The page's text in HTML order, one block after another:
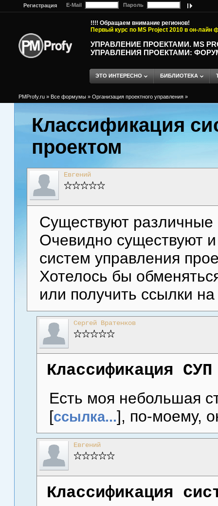
Регистрация E-Mail Пароль
!!!! Обращаем внимание регионов!
Первый курс по MS Project 2010 в он-лайн
УПРАВЛЕНИЕ ПРОЕКТАМИ. MS
УПРАВЛЕНИЯ ПРОЕКТАМИ:
ЭТО ИНТЕРЕСНО БИБЛИОТЕКА
PMProfy.ru » Все формумы » Организация проектного управления »
Классификация
проектом
Евгений
Существуют различные
Очевидно существуют
систем управления
Хотелось бы
или получить ссылки
Сергей Вратенков
Классификация СУП
Есть моя небольшая
[ссылка...], по-моему,
Евгений
Классификация